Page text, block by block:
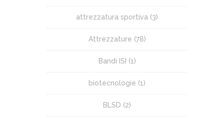
attrezzatura sportiva (3)
Attrezzature (78)
Bandi ISI (1)
biotecnologie (1)
BLSD (2)